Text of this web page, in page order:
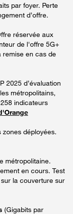
par foyer. Perte
d’offre.
réservée aux
de l'offre 5G+
remise en cas de
2025 d’évaluation
métropolitains,
indicateurs
zones déployées.
métropolitaine.
en cours. Test
sur la couverture sur
(Gigabits par